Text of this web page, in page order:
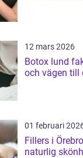
12 mars 2026
Botox lund fakta, förväntningar
och vägen till
01 februari
Fillers i
naturlig